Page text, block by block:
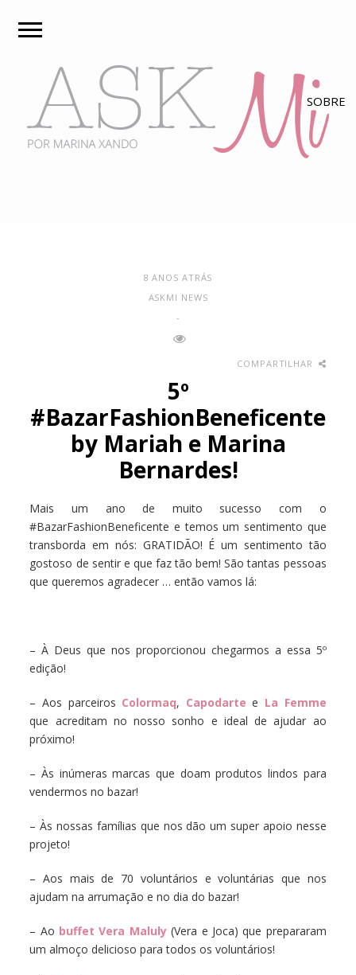
8 ANOS ATRÁS
ASKMI NEWS
-
COMPARTILHAR
5º
#BazarFashionBeneficente
by Mariah e Marina
Bernardes!
Mais um ano de muito sucesso com o
#BazarFashionBeneficente e temos um sentimento que
transborda em nós: GRATIDÃO! É um sentimento tão
gostoso de sentir e que faz tão bem! São tantas pessoas
que queremos agradecer … então vamos lá:
– À Deus que nos proporcionou chegarmos a essa 5º
edição!
– Aos parceiros Colormaq, Capodarte e La Femme
que acreditam no nosso sonho e ideal de ajudar ao
próximo!
– Às inúmeras marcas que doam produtos lindos para
vendermos no bazar!
– Às nossas famílias que nos dão um super apoio nesse
projeto!
– Aos mais de 70 voluntários e voluntárias que nos
ajudam na arrumação e no dia do bazar!
– Ao buffet Vera Maluly(Vera e Joca) que prepararam
um almoço delicioso para todos os voluntários!